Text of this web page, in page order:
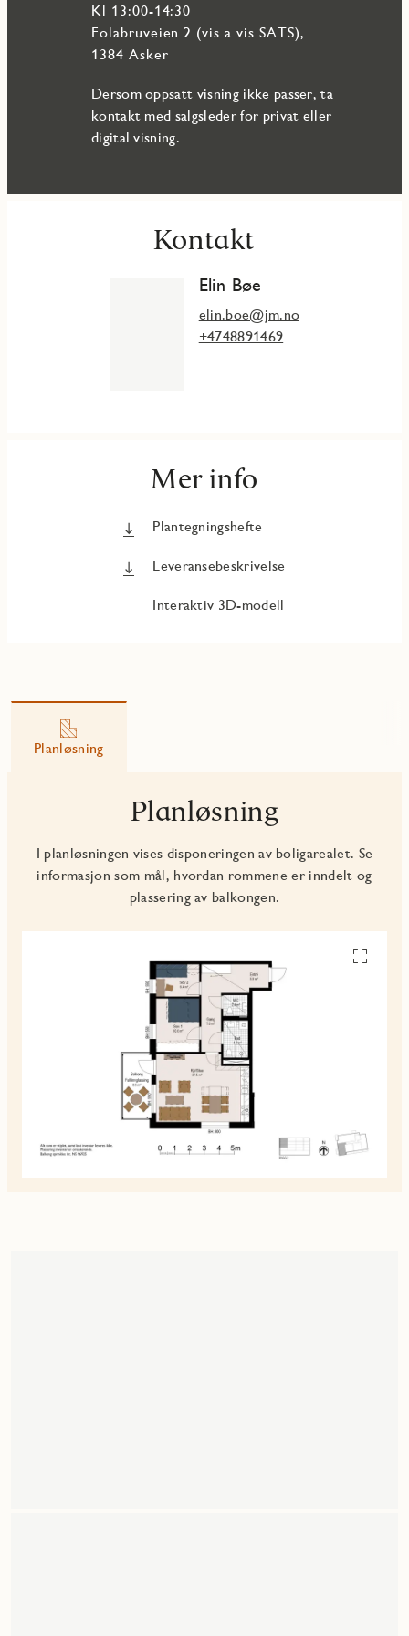
Kl 13:00-14:30
Folabruveien 2 (vis a vis SATS),
1384 Asker
Dersom oppsatt visning ikke passer, ta
kontakt med salgsleder for privat eller
digital visning.
Kontakt
Elin Bøe
elin.boe@jm.no
+4748891469
Mer info
Plantegningshefte
Leveransebeskrivelse
Interaktiv 3D-modell
Planløsning
Planløsning
I planløsningen vises disponeringen av boligarealet. Se
informasjon som mål, hvordan rommene er inndelt og
plassering av balkongen.
Se